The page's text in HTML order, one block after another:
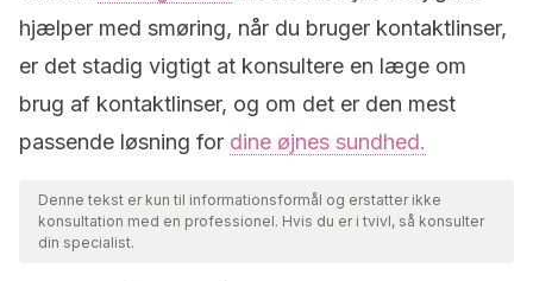
hjælper med smøring, når du bruger kontaktlinser,
er det stadig vigtigt at konsultere en læge om
brug af kontaktlinser, og om det er den mest
passende løsning for dine øjnes sundhed.
Denne tekst er kun til informationsformål og erstatter ikke
konsultation med en professionel. Hvis du er i tvivl, så konsulter
din specialist.